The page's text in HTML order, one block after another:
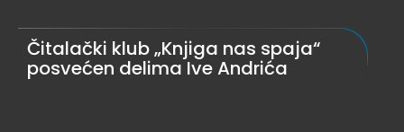
Čitalački klub „Knjiga nas spaja“
posvećen delima Ive Andrića